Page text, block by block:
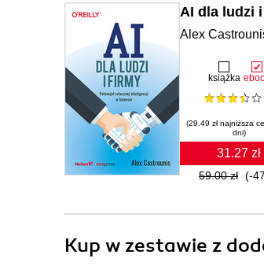
AI dla ludzi
Alex
książka
(29.49 zł najniższa
dni)
31.27 zł
59.00 zł (-
Kup w zestawie z